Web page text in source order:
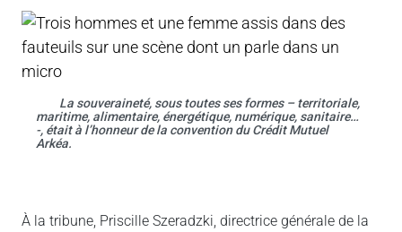
La souveraineté, sous toutes ses formes – territoriale,
maritime, alimentaire, énergétique, numérique, sanitaire…
-, était à l’honneur de la convention du Crédit Mutuel
Arkéa.
À la tribune, Priscille Szeradzki, directrice générale de la